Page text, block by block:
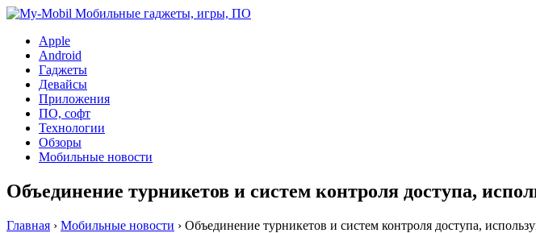
Apple
Android
Гаджеты
Девайсы
Приложения
ПО, софт
Технологии
Обзоры
Мобильные новости
Объединение турникетов и систем контроля доступа,
Главная › Мобильные новости › Объединение турникетов и систем контроля доступа,